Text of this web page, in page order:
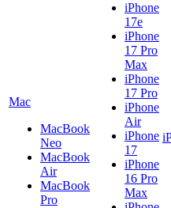
Mac
MacBook
Neo
MacBook
Air
MacBook
Pro
iPhone
17e
iPhone
17 Pro
Max
iPhone
17 Pro
iPhone
Air
iPhone
17
iPhone
16 Pro
Max